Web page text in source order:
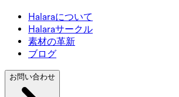
Halaraについて
Halaraサークル
素材の革新
ブログ
お問い合わせ